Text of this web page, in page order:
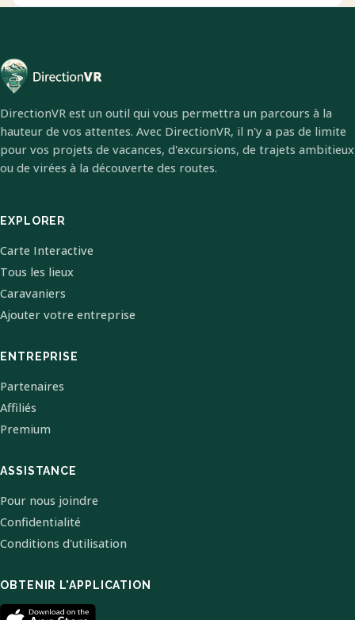
DirectionVR est un outil qui vous permettra un parcours à la
hauteur de vos attentes. Avec DirectionVR, il n'y a pas de limite
pour vos projets de vacances, d'excursions, de trajets ambitieux
ou de virées à la découverte des routes.
EXPLORER
Carte Interactive
Tous les lieux
Caravaniers
Ajouter votre entreprise
ENTREPRISE
Partenaires
Affiliés
Premium
ASSISTANCE
Pour nous joindre
Confidentialité
Conditions d'utilisation
OBTENIR L'APPLICATION